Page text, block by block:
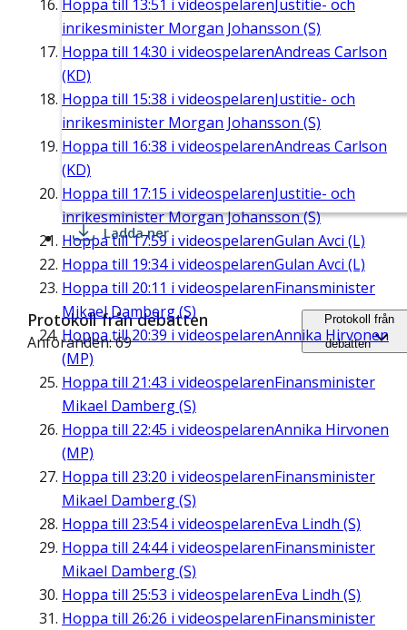
Hoppa till 13:51 i videospelarenJustitie- och
inrikesminister Morgan Johansson (S)
Hoppa till 14:30 i videospelarenAndreas Carlson
(KD)
Hoppa till 15:38 i videospelarenJustitie- och
inrikesminister Morgan Johansson (S)
Hoppa till 16:38 i videospelarenAndreas Carlson
(KD)
Hoppa till 17:15 i videospelarenJustitie- och
inrikesminister Morgan Johansson (S)
Hoppa till17:59 i videospelarenGulan Avci (L)
Hoppa till 19:34i videospelarenGulan Avci (L)
Hoppa till 20:11 i videospelarenFinansminister
Mikael Damberg (S)
Hoppa till20:39 i videospelarenAnnika Hirvonen
(MP)
Hoppa till 21:43 i videospelarenFinansminister
Mikael Damberg (S)
Hoppa till 22:45 i videospelarenAnnika Hirvonen
(MP)
Hoppa till 23:20 i videospelarenFinansminister
Mikael Damberg (S)
Hoppa till 23:54i videospelarenEva Lindh (S)
Hoppa till 24:44i videospelarenFinansminister
Mikael Damberg (S)
Hoppa till 25:53 i videospelarenEva Lindh (S)
Hoppa till 26:26 i videospelarenFinansminister
Ladda ner
Protokoll från debatten
Anföranden: 69
Protokoll från
debatten